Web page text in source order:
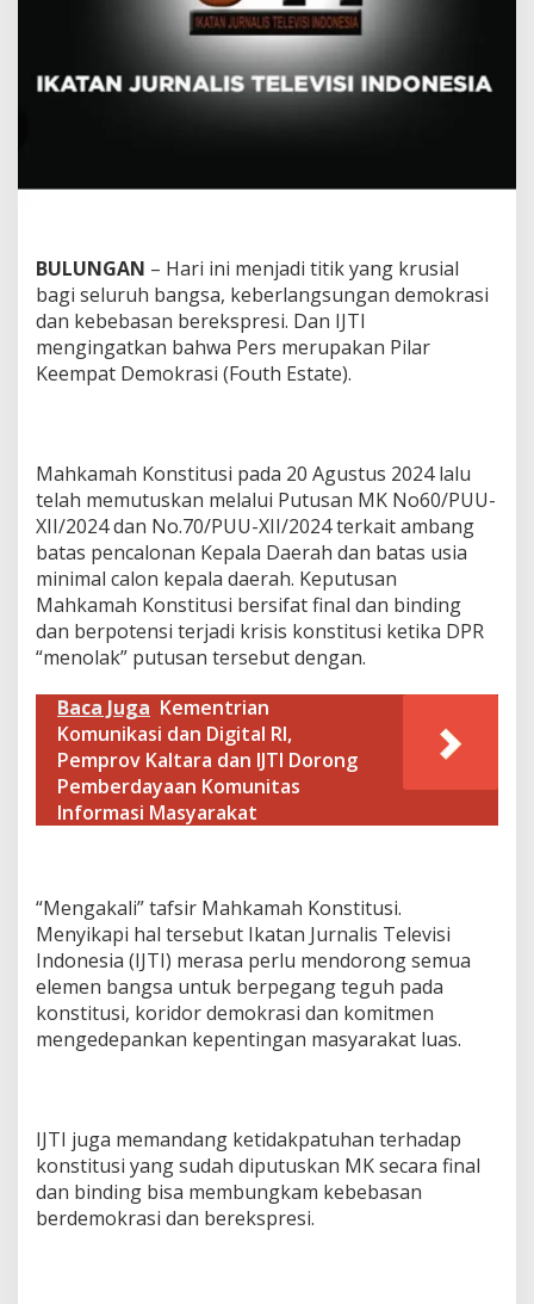
k
r
a
s
i
i
K
i
s
i
s
t
i
t
u
s
i
BULUNGAN – Hari ini menjadi titik yang krusial
bagi seluruh bangsa, keberlangsungan demokrasi
dan kebebasan berekspresi. Dan IJTI
mengingatkan bahwa Pers merupakan Pilar
Keempat Demokrasi (Fouth Estate).
Mahkamah Konstitusi pada 20 Agustus 2024 lalu
telah memutuskan melalui Putusan MK No60/PUU-
XII/2024 dan No.70/PUU-XII/2024 terkait ambang
batas pencalonan Kepala Daerah dan batas usia
minimal calon kepala daerah. Keputusan
Mahkamah Konstitusi bersifat final dan binding
dan berpotensi terjadi krisis konstitusi ketika DPR
“menolak” putusan tersebut dengan.
Baca Juga Kementrian
Komunikasi dan Digital RI,
Pemprov Kaltara dan IJTI Dorong
Pemberdayaan Komunitas
Informasi Masyarakat
“Mengakali” tafsir Mahkamah Konstitusi.
Menyikapi hal tersebut Ikatan Jurnalis Televisi
Indonesia (IJTI) merasa perlu mendorong semua
elemen bangsa untuk berpegang teguh pada
konstitusi, koridor demokrasi dan komitmen
mengedepankan kepentingan masyarakat luas.
IJTI juga memandang ketidakpatuhan terhadap
konstitusi yang sudah diputuskan MK secara final
dan binding bisa membungkam kebebasan
berdemokrasi dan berekspresi.